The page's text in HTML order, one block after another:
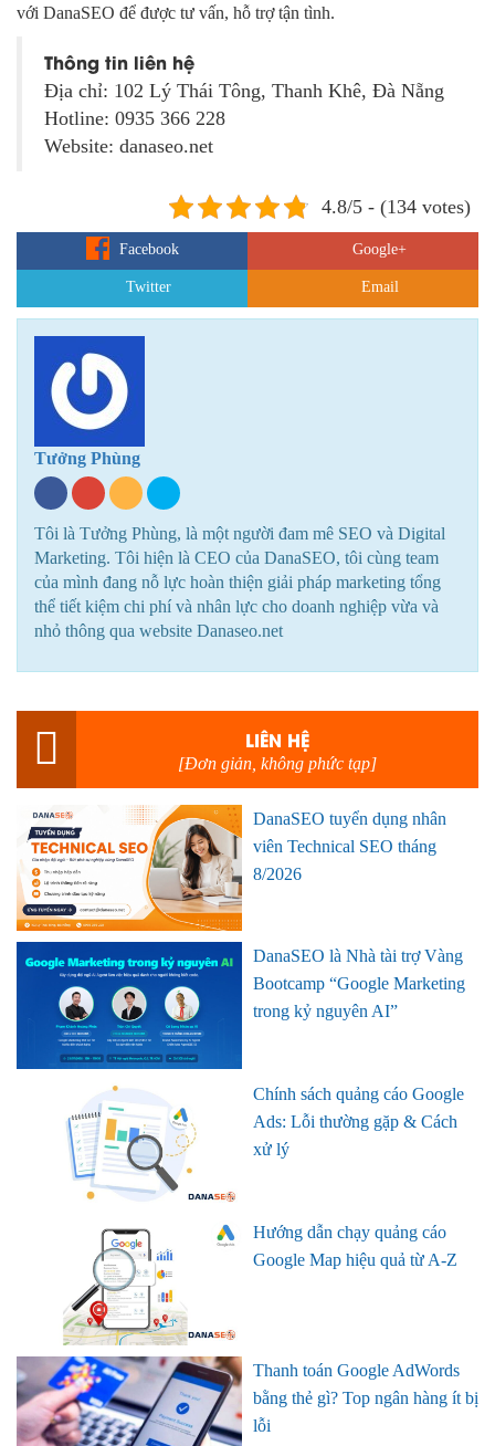
với DanaSEO để được tư vấn, hỗ trợ tận tình.
Thông tin liên hệ
Địa chỉ: 102 Lý Thái Tông, Thanh Khê, Đà Nẵng
Hotline: 0935 366 228
Website: danaseo.net
4.8/5 - (134 votes)
Facebook Google+
Twitter Email
Tưởng Phùng
Tôi là Tưởng Phùng, là một người đam mê SEO và Digital
Marketing. Tôi hiện là CEO của DanaSEO, tôi cùng team
của mình đang nỗ lực hoàn thiện giải pháp marketing tổng
thể tiết kiệm chi phí và nhân lực cho doanh nghiệp vừa và
nhỏ thông qua website Danaseo.net
LIÊN HỆ
[Đơn giản, không phức tạp]
DanaSEO tuyển dụng nhân
viên Technical SEO tháng
8/2026
DanaSEO là Nhà tài trợ Vàng
Bootcamp “Google Marketing
trong kỷ nguyên AI”
Chính sách quảng cáo Google
Ads: Lỗi thường gặp & Cách
xử lý
Hướng dẫn chạy quảng cáo
Google Map hiệu quả từ A-Z
Thanh toán Google AdWords
bằng thẻ gì? Top ngân hàng ít bị
lỗi